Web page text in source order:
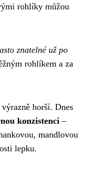
rohlíky můžou
znatelné už po
rohlíkem a za
horší. Dnes
konzistenci –
mandlovou
lepku.